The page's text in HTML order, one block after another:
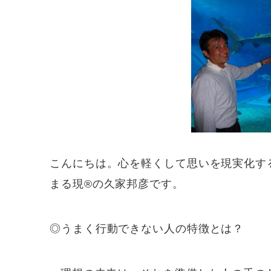
こんにちは。心を軽くして思いを現実化す
まる現®️の久家邦彦です。
◎うまく行動できない人の特徴とは？